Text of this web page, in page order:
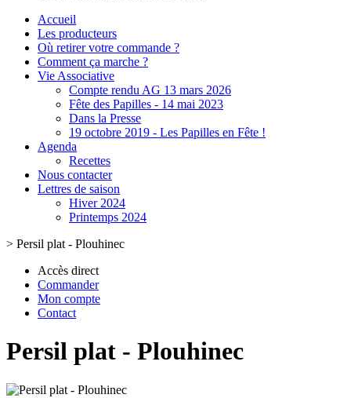
Accueil
Les producteurs
Où retirer votre commande ?
Comment ça marche ?
Vie Associative
Compte rendu AG 13 mars 2026
Fête des Papilles - 14 mai 2023
Dans la Presse
19 octobre 2019 - Les Papilles en Fête !
Agenda
Recettes
Nous contacter
Lettres de saison
Hiver 2024
Printemps 2024
> Persil plat - Plouhinec
Accès direct
Commander
Mon compte
Contact
Persil plat - Plouhinec